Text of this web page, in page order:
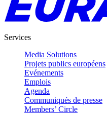
Services
Media Solutions
Projets publics européens
Evénements
Emplois
Agenda
Communiqués de presse
Members’ Circle